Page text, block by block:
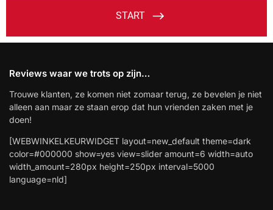
Reviews waar we trots op zijn…
Trouwe klanten, ze komen niet zomaar terug, ze bevelen je niet
alleen aan maar ze staan erop dat hun vrienden zaken met je
doen!
[WEBWINKELKEURWIDGET layout=new_default theme=dark
color=#000000 show=yes view=slider amount=6 width=auto
width_amount=280px height=250px interval=5000
language=nld]